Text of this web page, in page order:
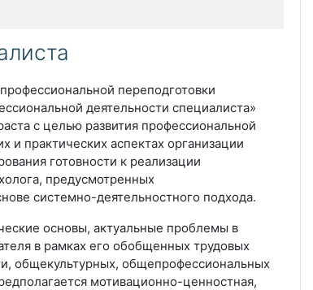
переподготовки
деятельности специалиста»
с целью развития профессиональной
и практических аспектах организации
готовности к реализации
предусмотренных
системно-деятельностного подхода.
основы, актуальные проблемы в
в рамках его обобщенных трудовых
общекультурных, общепрофессиональных
мотивационно-ценностная,